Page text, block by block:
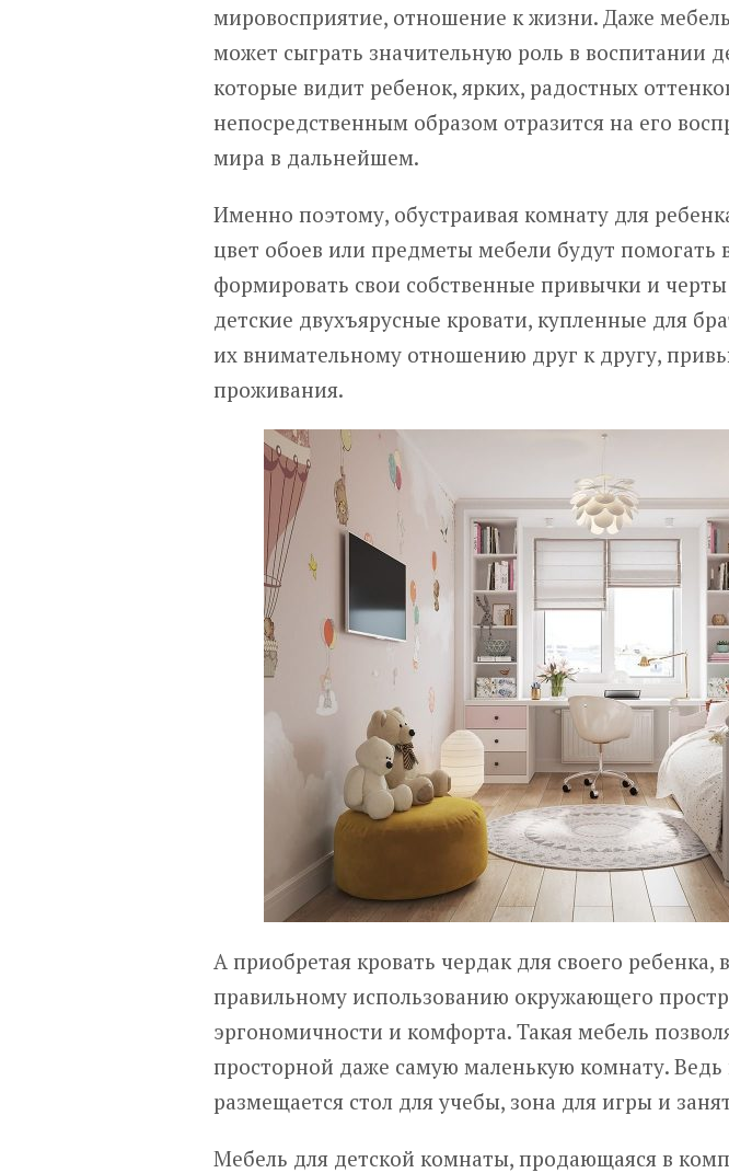
мировосприятие, отношение к жизни. Даже
может сыграть значительную роль в воспитании
которые видит ребенок, ярких, радостных
непосредственным образом отразится на его
мира в дальнейшем.
Именно поэтому, обустраивая комнату для
цвет обоев или предметы мебели будут
формировать свои собственные привычки и
детские двухъярусные кровати, купленные для
их внимательному отношению друг к другу,
проживания.
А приобретая кровать чердак для своего ребенка,
правильному использованию окружающего
эргономичности и комфорта. Такая мебель
просторной даже самую маленькую комнату.
размещается стол для учебы, зона для игры и
Мебель для детской комнаты, продающаяся в